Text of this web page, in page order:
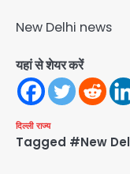
New Delhi news
यहां से शेयर करें
दिल्ली राज्य
Tagged #New